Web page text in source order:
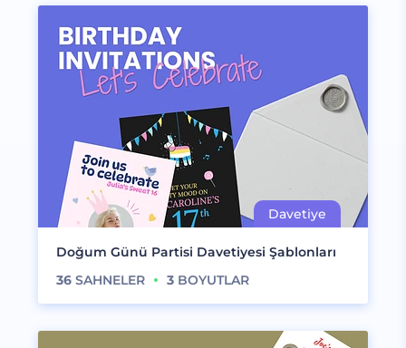
Doğum Günü Partisi Davetiyesi Şablonları
36 SAHNELER 3 BOYUTLAR